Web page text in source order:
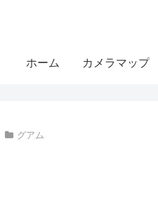
ホーム カメラマップ
グアム